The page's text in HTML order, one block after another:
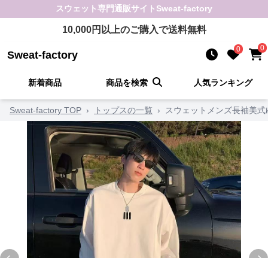
スウェット専門通販サイト Sweat-factory
10,000円以上のご購入で送料無料
Sweat-factory 0 0
新着商品 商品を検索 人気ランキング
Sweat-factory TOP › トップスの一覧 › スウェットメンズ長袖美